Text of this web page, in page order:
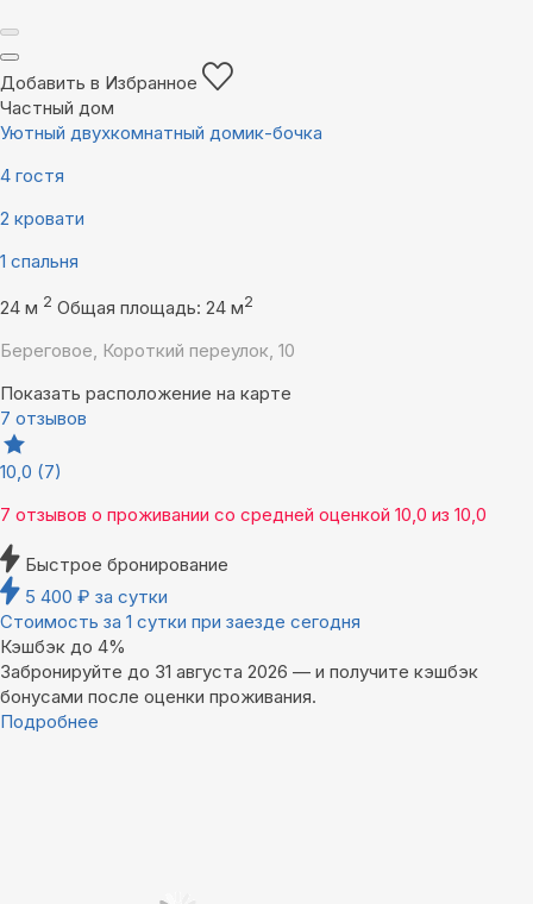
Добавить в Избранное
Частный дом
Уютный двухкомнатный домик-бочка
4 гостя
2 кровати
1 спальня
24 м 2 Общая площадь: 24 м2
Береговое, Короткий переулок, 10
Показать расположение на карте
7 отзывов
10,0 (7)
7 отзывов о проживании со средней оценкой 10,0 из 10,0
Быстрое бронирование
5 400 ₽ за сутки
Стоимость за 1 сутки при заезде сегодня
Кэшбэк до 4%
Забронируйте до 31 августа 2026 — и получите кэшбэк
бонусами после оценки проживания.
Подробнее